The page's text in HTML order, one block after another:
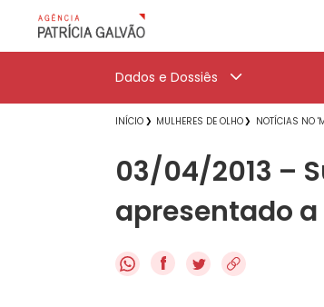
Dados e Dossiês
INÍCIO MULHERES DE OLHO NOTÍCIAS NO
03/04/2013 –
apresentado
f